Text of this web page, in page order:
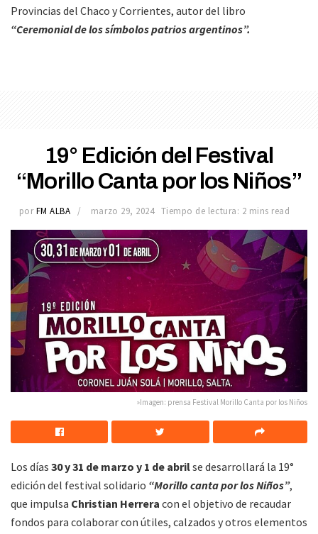
Provincias del Chaco y Corrientes, autor del libro
“Ceremonial de los símbolos patrios argentinos”.
19° Edición del Festival
“Morillo Canta por los Niños”
por FM ALBA marzo 29, 2024 Tiempo de lectura: 2 mins read
»Imagen: prensa Festival Morillo Canta por los Niños
Los días 30 y 31 de marzo y 1 de abrilse desarrollará la 19°
edición del festival solidario “Morillo canta por los Niños”,
que impulsa Christian Herrera con el objetivo de recaudar
fondos para colaborar con útiles, calzados y otros elementos